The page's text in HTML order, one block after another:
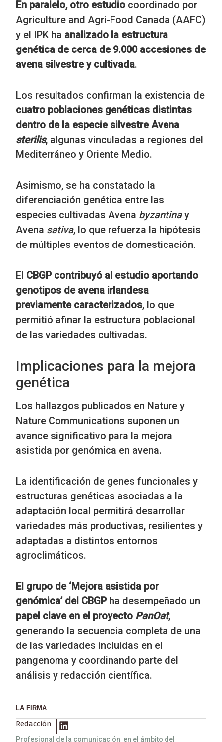
En paralelo, otro estudio coordinado por
Agriculture and Agri-Food Canada (AAFC)
y el IPK ha analizado la estructura
genética de cerca de 9.000 accesiones de
avena silvestre y cultivada.
Los resultados confirman la existencia de
cuatro poblaciones genéticas distintas
dentro de la especie silvestre Avena
sterilis, algunas vinculadas a regiones del
Mediterráneo y Oriente Medio.
Asimismo, se ha constatado la
diferenciación genética entre las
especies cultivadas Avena byzantinay
Avena sativa, lo que refuerza la hipótesis
de múltiples eventos de domesticación.
El CBGP contribuyó al estudio aportando
genotipos de avena irlandesa
previamente caracterizados, lo que
permitió afinar la estructura poblacional
de las variedades cultivadas.
Implicaciones para la mejora
genética
Los hallazgos publicados en Nature y
Nature Communications suponen un
avance significativo para la mejora
asistida por genómica en avena.
La identificación de genes funcionales y
estructuras genéticas asociadas a la
adaptación local permitirá desarrollar
variedades más productivas, resilientes y
adaptadas a distintos entornos
agroclimáticos.
El grupo de ‘Mejora asistida por
genómica’ del CBGPha desempeñado un
papel clave en el proyecto PanOat,
generando la secuencia completa de una
de las variedades incluidas en el
pangenoma y coordinando parte del
análisis y redacción científica.
LA FIRMA
Redacción
Profesional de la comunicación en el ámbito del